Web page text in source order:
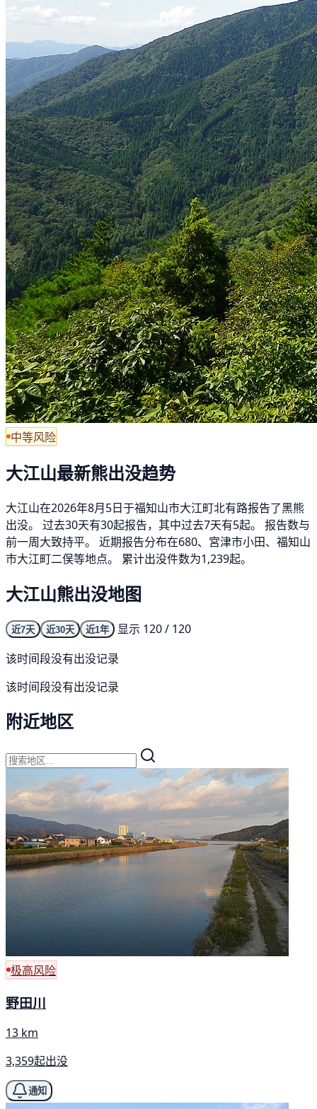
中等风险
大江山最新熊出没趋势
大江山在2026年8月5日于福知山市大江町北有路报告了黑熊
出没。 过去30天有30起报告，其中过去7天有5起。 报告数与
前一周大致持平。 近期报告分布在680、宮津市小田、福知山
市大江町二俣等地点。 累计出没件数为1,239起。
大江山熊出没地图
近7天 近30天 近1年
显示 120 / 120
该时间段没有出没记录
该时间段没有出没记录
附近地区
极高风险
野田川
13 km
3,359起出没
通知